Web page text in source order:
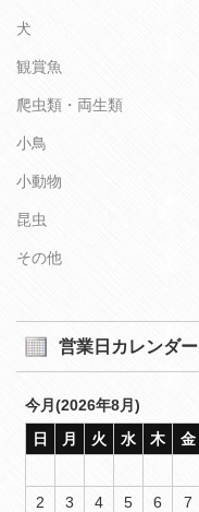
犬
観賞魚
爬虫類・両生類
小鳥
小動物
昆虫
その他
営業日カレンダー
今月(2026年8月)
日
月 火 水 木 金
2
3 4 5 6 7